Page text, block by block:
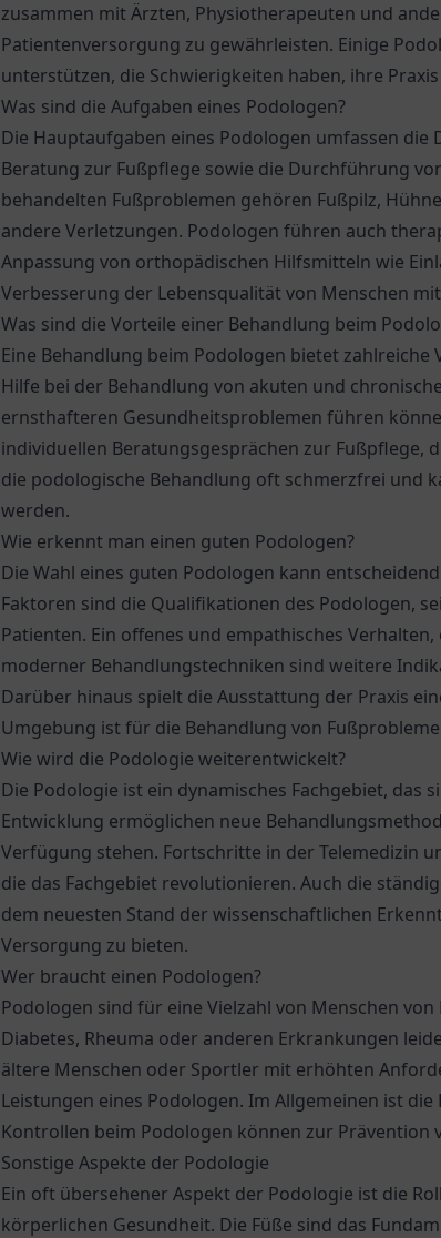
zusammen mit Ärzten, Physiotherapeuten und
Patientenversorgung zu gewährleisten. Einige
unterstützen, die Schwierigkeiten haben, ihre
Was sind die Aufgaben eines Podologen?
Die Hauptaufgaben eines Podologen umfassen
Beratung zur Fußpflege sowie die Durchführung
behandelten Fußproblemen gehören Fußpilz,
andere Verletzungen. Podologen führen auch
Anpassung von orthopädischen Hilfsmitteln wie
Verbesserung der Lebensqualität von Menschen
Was sind die Vorteile einer Behandlung beim
Eine Behandlung beim Podologen bietet
Hilfe bei der Behandlung von akuten und
ernsthafteren Gesundheitsproblemen führen
individuellen Beratungsgesprächen zur Fußpflege,
die podologische Behandlung oft schmerzfrei und
werden.
Wie erkennt man einen guten Podologen?
Die Wahl eines guten Podologen kann
Faktoren sind die Qualifikationen des Podologen,
Patienten. Ein offenes und empathisches
moderner Behandlungstechniken sind weitere
Darüber hinaus spielt die Ausstattung der Praxis
Umgebung ist für die Behandlung von
Wie wird die Podologie weiterentwickelt?
Die Podologie ist ein dynamisches Fachgebiet,
Entwicklung ermöglichen neue
Verfügung stehen. Fortschritte in der Telemedizin
die das Fachgebiet revolutionieren. Auch die
dem neuesten Stand der wissenschaftlichen
Versorgung zu bieten.
Wer braucht einen Podologen?
Podologen sind für eine Vielzahl von Menschen
Diabetes, Rheuma oder anderen Erkrankungen
ältere Menschen oder Sportler mit erhöhten
Leistungen eines Podologen. Im Allgemeinen ist
Kontrollen beim Podologen können zur
Sonstige Aspekte der Podologie
Ein oft übersehener Aspekt der Podologie ist die
körperlichen Gesundheit. Die Füße sind das